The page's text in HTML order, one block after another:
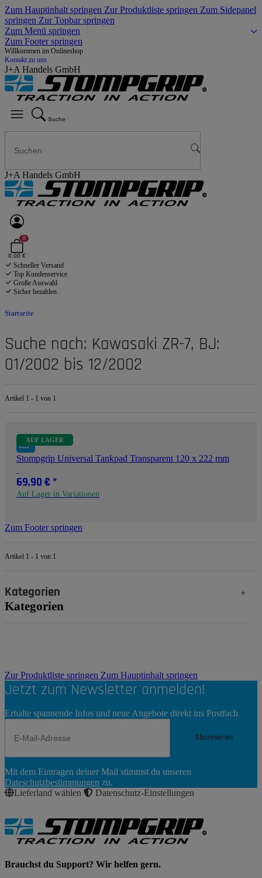
Zum Hauptinhalt springen Zur Produktliste springen Zum Sidepanel
springen Zur Topbar springen
Zum Menü springen
Zum Footer springen
Willkommen im Onlineshop
Kontakt zu uns
J+A Handels GmbH
Suche
J+A Handels GmbH
0
0,00 €
Schneller Versand
Top Kundenservice
Große Auswahl
Sicher bezahlen
Startseite
Suche nach: Kawasaki ZR-7, BJ:
01/2002 bis 12/2002
Artikel 1 - 1 von 1
AUF LAGER
Stompgrip Universal Tankpad Transparent 120 x 222 mm
69,90 € *
Auf Lager in Variationen
Zum Footer springen
Artikel 1 - 1 von 1
Kategorien
Kategorien
Zur Produktliste springen Zum Hauptinhalt springen
Jetzt zum Newsletter anmelden!
Erhalte spannende Infos und neue Angebote direkt ins Postfach
Abonnieren
Abonnieren
Mit dem Eintragen deiner Mail stimmst du unseren
Dateschutzbestimmungen zu.
Lieferland wählen
Datenschutz-Einstellungen
Brauchst du Support? Wir helfen gern.